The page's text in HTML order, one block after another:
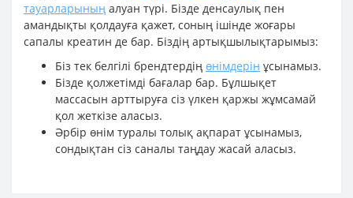
тауарларының алуан түрі. Бізде денсаулық пен
амандықты қолдауға қажет, соның ішінде жоғары
сапалы креатин де бар. Біздің артықшылықтарымыз:
Біз тек белгілі брендтердің өнімдерін ұсынамыз.
Бізде қолжетімді бағалар бар. Бұлшықет
массасын арттыруға сіз үлкен қаржы жұмсамай
қол жеткізе аласыз.
Әрбір өнім туралы толық ақпарат ұсынамыз,
сондықтан сіз саналы таңдау жасай аласыз.